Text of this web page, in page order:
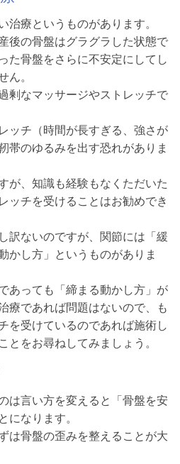
治療というものがあります。
後の骨盤はグラグラした状態で
た骨盤をさらに不安定にしてし
。
剰なマッサージやストレッチで
ッチ（時間が長すぎる、強さが
帯のゆるみを出す恐れがありま
が、知識も経験もなくただいた
ッチを受けることはお勧めでき
訳ないのですが、関節には「緩
かし方」というものがありま
あっても「締まる動かし方」が
療であれば問題はないので、も
を受けているのであれば施術し
とをお尋ねしてみましょう。
は言い方を変えると「骨盤を安
になります。
は骨盤の歪みを整えることが大